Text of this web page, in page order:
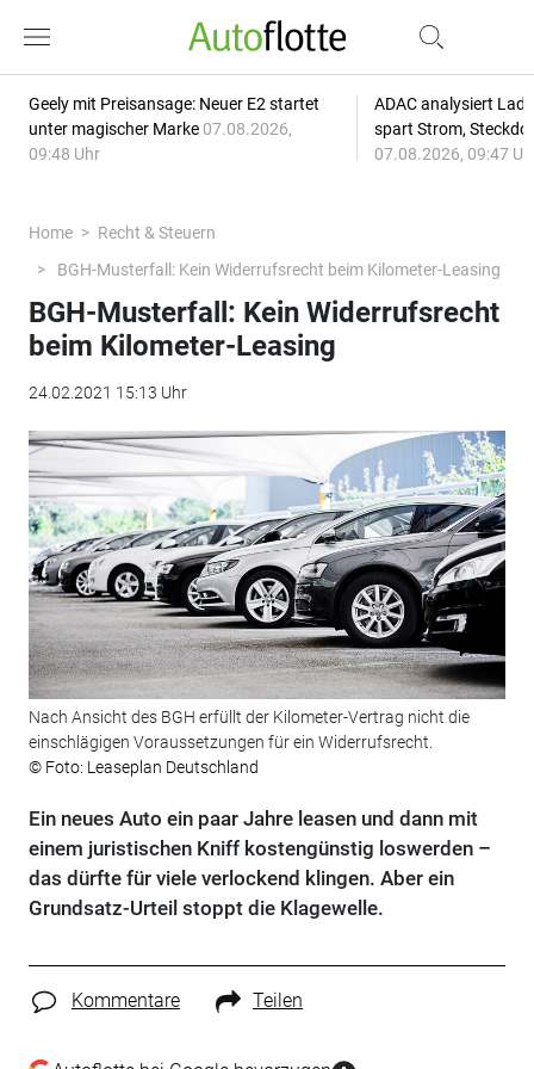
Geely mit Preisansage: Neuer E2 startet
unter magischer Marke 07.08.2026,
09:48 Uhr
ADAC analysiert
spart Strom,
07.08.2026, 09:47
Home
Recht & Steuern
BGH-Musterfall: Kein Widerrufsrecht beim Kilometer-Leasing
BGH-Musterfall: Kein Widerrufsrecht
beim Kilometer-Leasing
24.02.2021 15:13 Uhr
Nach Ansicht des BGH erfüllt der Kilometer-Vertrag nicht die
einschlägigen Voraussetzungen für ein Widerrufsrecht.
© Foto: Leaseplan Deutschland
Ein neues Auto ein paar Jahre leasen und dann mit
einem juristischen Kniff kostengünstig loswerden –
das dürfte für viele verlockend klingen. Aber ein
Grundsatz-Urteil stoppt die Klagewelle.
Kommentare Teilen